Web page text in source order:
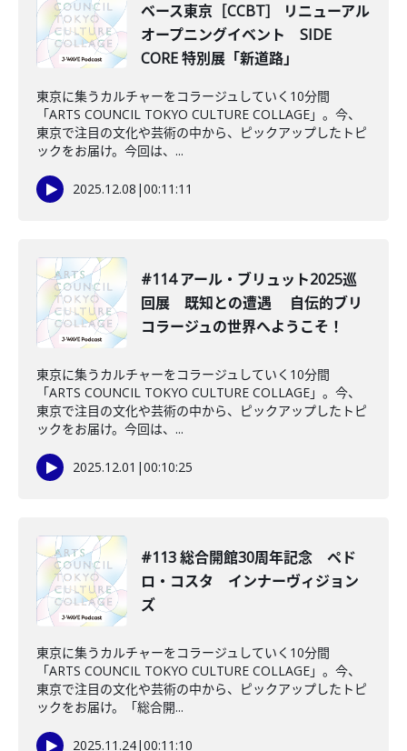
ベース東京［CCBT］ リニューアル
オープニングイベント SIDE
CORE 特別展「新道路」
東京に集うカルチャーをコラージュしていく10分間
「ARTS COUNCIL TOKYO CULTURE COLLAGE」。今、
東京で注目の文化や芸術の中から、ピックアップしたトピ
ックをお届け。今回は、...
2025.12.08 |00:11:11
#114 アール・ブリュット2025巡
回展 既知との遭遇 自伝的ブリ
コラージュの世界へようこそ！
東京に集うカルチャーをコラージュしていく10分間
「ARTS COUNCIL TOKYO CULTURE COLLAGE」。今、
東京で注目の文化や芸術の中から、ピックアップしたトピ
ックをお届け。今回は、...
2025.12.01 |00:10:25
#113 総合開館30周年記念 ペド
ロ・コスタ インナーヴィジョン
ズ
東京に集うカルチャーをコラージュしていく10分間
「ARTS COUNCIL TOKYO CULTURE COLLAGE」。今、
東京で注目の文化や芸術の中から、ピックアップしたトピ
ックをお届け。「総合開...
2025.11.24|00:11:10